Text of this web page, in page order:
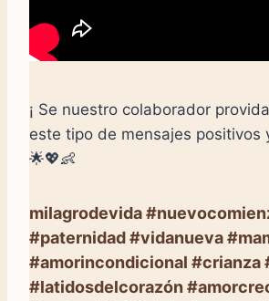
¡ Se nuestro colaborador
este tipo de mensajes positivos
🌟💖👶
milagrodevida
#paternidad #vidanueva
#amorincondicional #crianza
#latidosdelcorazón